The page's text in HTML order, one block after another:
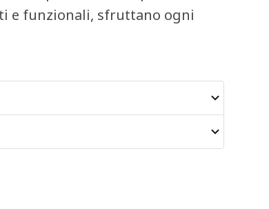
e funzionali, sfruttano ogni